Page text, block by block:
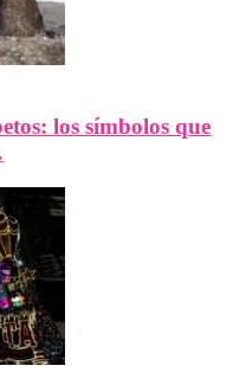
los símbolos que